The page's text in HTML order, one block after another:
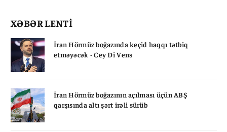
XƏBƏR LENTİ
İran Hörmüz boğazında keçid haqqı tətbiq
etməyəcək - Cey Di Vens
İran Hörmüz boğazının açılması üçün ABŞ
qarşısında altı şərt irəli sürüb